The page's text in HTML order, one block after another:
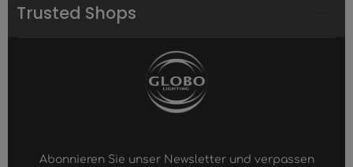
Trusted Shops
Abonnieren Sie unser Newsletter und verpassen